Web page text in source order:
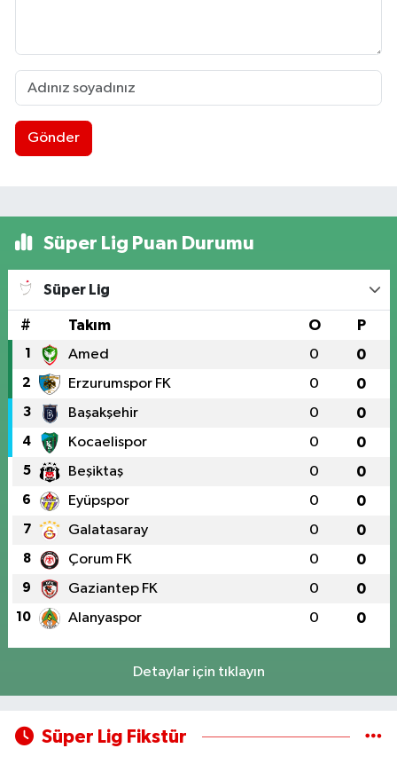
Gönder
Süper Lig Puan Durumu
Süper Lig
# Takım O P
1 Amed 0 0
2 Erzurumspor FK 0 0
3 Başakşehir 0 0
4 Kocaelispor 0 0
5 Beşiktaş 0 0
6 Eyüpspor 0 0
7 Galatasaray 0 0
8 Çorum FK 0 0
9 Gaziantep FK 0 0
10 Alanyaspor 0 0
Detaylar için tıklayın
Süper Lig Fikstür